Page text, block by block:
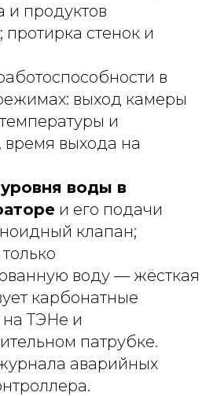
и продуктов
стенок и
в
выход камеры
и
время выхода на
воды в
и его подачи
клапан;
воду — жёсткая
карбонатные
ТЭНе и
патрубке.
аварийных